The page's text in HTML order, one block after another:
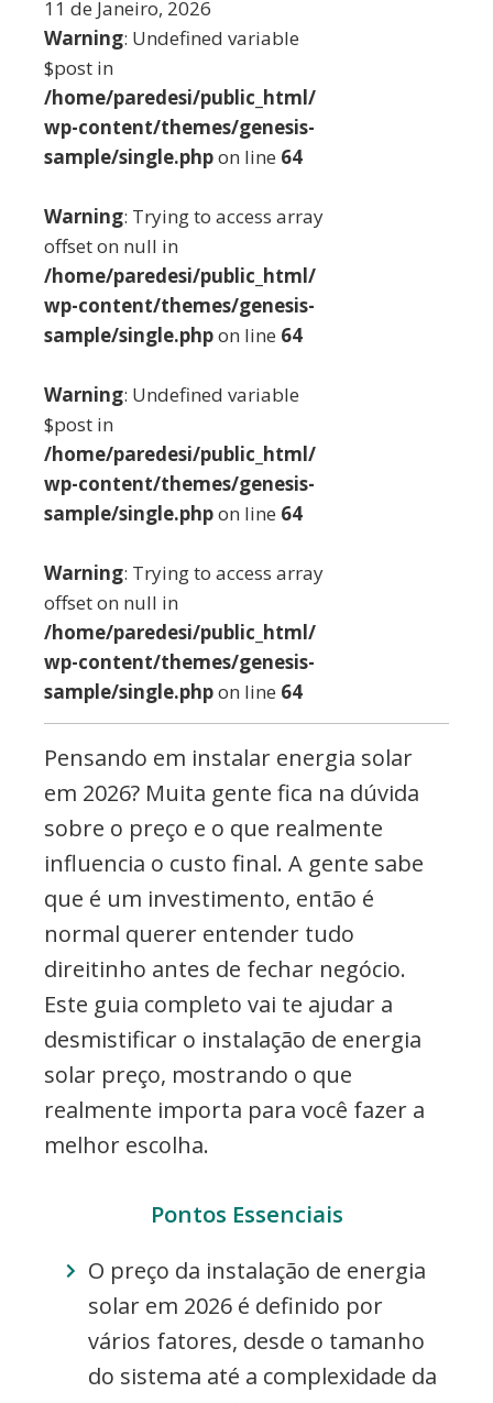
11 de Janeiro, 2026
Warning: Undefined variable
$post in
/home/paredesi/public_html/
wp-content/themes/genesis-
sample/single.phpon line 64
Warning: Trying to access array
offset on null in
/home/paredesi/public_html/
wp-content/themes/genesis-
sample/single.phpon line 64
Warning: Undefined variable
$post in
/home/paredesi/public_html/
wp-content/themes/genesis-
sample/single.phpon line 64
Warning: Trying to access array
offset on null in
/home/paredesi/public_html/
wp-content/themes/genesis-
sample/single.phpon line 64
Pensando em instalar energia solar
em 2026? Muita gente fica na dúvida
sobre o preço e o que realmente
influencia o custo final. A gente sabe
que é um investimento, então é
normal querer entender tudo
direitinho antes de fechar negócio.
Este guia completo vai te ajudar a
desmistificar o instalação de energia
solar preço, mostrando o que
realmente importa para você fazer a
melhor escolha.
Pontos Essenciais
O preço da instalação de energia
solar em 2026 é definido por
vários fatores, desde o tamanho
do sistema até a complexidade da